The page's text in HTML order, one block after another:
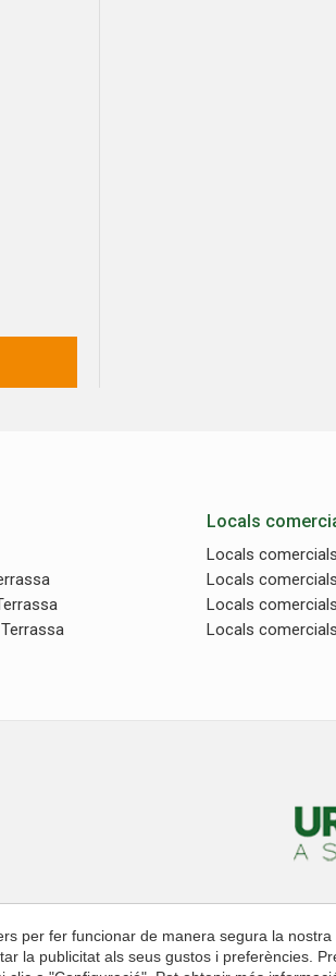
Locals
Locals
Locals
Locals
Locals
Inici Comprar
per fer funcionar de manera segura la
la publicitat als seus gustos i preferències.